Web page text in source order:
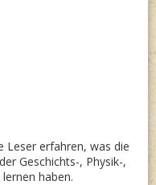
Leser erfahren, was die
Geschichts-, Physik-,
haben.